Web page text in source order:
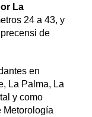
La
24 a 43, y
de
en
La Palma, La
y como
Metorología